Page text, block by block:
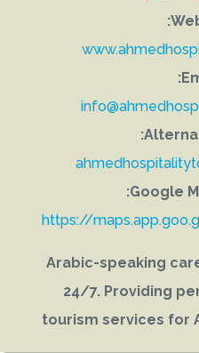
Google
https://
Arabic-speaking
24/7. Providing
tourism services for